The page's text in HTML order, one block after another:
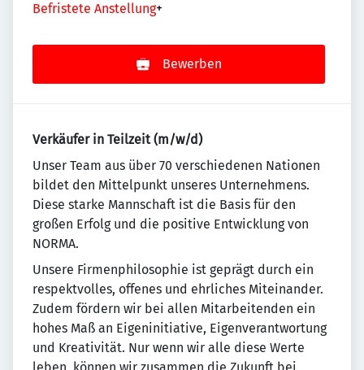
Befristete Anstellung+
Bewerben
Verkäufer in Teilzeit (m/w/d)
Un­se­r Team aus über 70 ver­schie­de­nen Na­tio­nen
bildet den Mit­tel­punkt un­se­res Un­ter­neh­mens.
Diese starke Mannschaft ist die Basis für den
großen Erfolg und die positive Entwicklung von
NORMA.
Unsere Firmenphilosophie ist geprägt durch ein
re­spekt­vol­les, offenes und ehr­li­ches Mit­ein­an­der.
Zudem fördern wir bei allen Mitarbeitenden ein
ho­hes Maß an Eigeninitiative, Eigenverantwortung
und Krea­ti­vi­tät. Nur wenn wir alle diese Werte